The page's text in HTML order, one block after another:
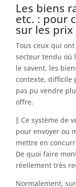
Les biens
etc. : pour
sur les prix
Tous ceux qui
secteur tendu où
le savent, les
contexte, difficile
pas pu vendre
offre.
🍾 Ce système
pour envoyer ou
mettre en
De quoi faire
réellement très
Normalement,